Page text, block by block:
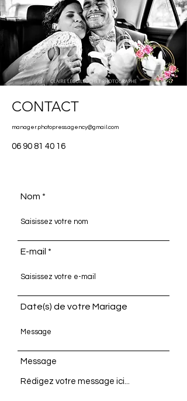
CONTACT
manager.photopress.agency@gmail.com
06 90 81 40 16
Nom
E-mail
Date(s) de votre Mariage
Message